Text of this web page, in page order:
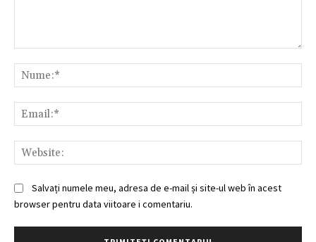
Salvați numele meu, adresa de e-mail și site-ul web în acest
browser pentru data viitoare i comentariu.